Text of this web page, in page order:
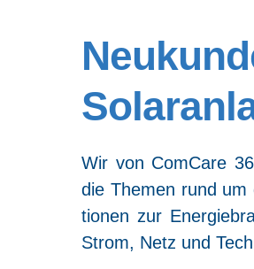
Wir von Com­Ca­re
die The­men rund
tio­nen zur
Strom, Netz und